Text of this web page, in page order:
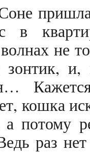
в
не
зонтик,
кошка
потому
раз